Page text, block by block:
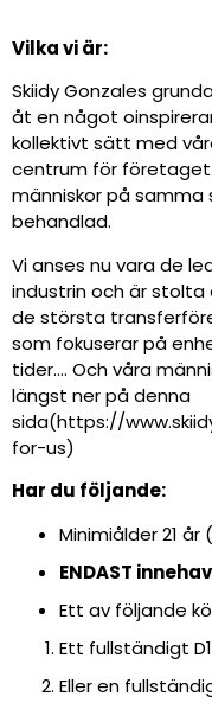
Vilka vi är:
Skiidy Gonzales
åt en något
kollektivt sätt med
centrum för
människor på
behandlad.
Vi anses nu vara de
industrin och är
de största
som fokuserar på
tider…. Och våra
längst ner på denna
sida(https://
for-us)
Har du följande:
Minimiålder 21
ENDAST
Ett av följande
Ett fullständigt
Eller en